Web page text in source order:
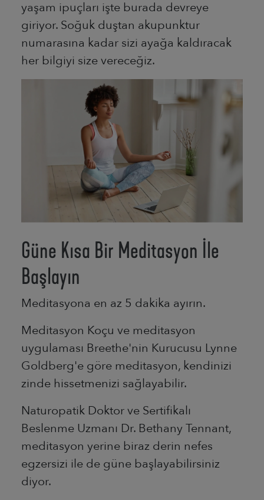
yaşam ipuçları işte burada devreye
giriyor. Soğuk duştan akupunktur
numarasına kadar sizi ayağa kaldıracak
her bilgiyi size vereceğiz.
Güne Kısa Bir Meditasyon İle
Başlayın
Meditasyona en az 5 dakika ayırın.
Meditasyon Koçu ve meditasyon
uygulaması Breethe'nin Kurucusu Lynne
Goldberg'e göre meditasyon, kendinizi
zinde hissetmenizi sağlayabilir.
Naturopatik Doktor ve Sertifikalı
Beslenme Uzmanı Dr. Bethany Tennant,
meditasyon yerine biraz derin nefes
egzersizi ile de güne başlayabilirsiniz
diyor.